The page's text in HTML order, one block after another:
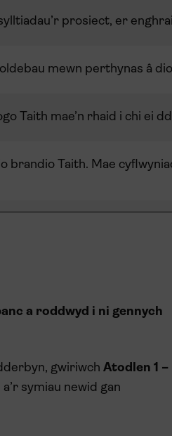
prosiect, er
mewn perthynas â
Taith mae’n rhaid i chi ei
brandio Taith. Mae
a roddwyd i ni gennych
gwiriwch Atodlen 1 –
symiau newid gan